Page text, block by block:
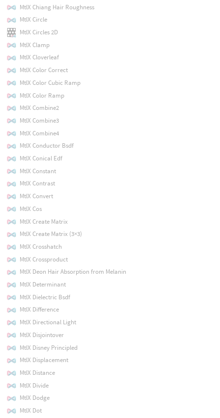
MtlX Chiang Hair Roughness
MtlX Circle
MtlX Circles 2D
MtlX Clamp
MtlX Cloverleaf
MtlX Color Correct
MtlX Color Cubic Ramp
MtlX Color Ramp
MtlX Combine2
MtlX Combine3
MtlX Combine4
MtlX Conductor Bsdf
MtlX Conical Edf
MtlX Constant
MtlX Contrast
MtlX Convert
MtlX Cos
MtlX Create Matrix
MtlX Create Matrix (3×3)
MtlX Crosshatch
MtlX Crossproduct
MtlX Deon Hair Absorption from Melanin
MtlX Determinant
MtlX Dielectric Bsdf
MtlX Difference
MtlX Directional Light
MtlX Disjointover
MtlX Disney Principled
MtlX Displacement
MtlX Distance
MtlX Divide
MtlX Dodge
MtlX Dot